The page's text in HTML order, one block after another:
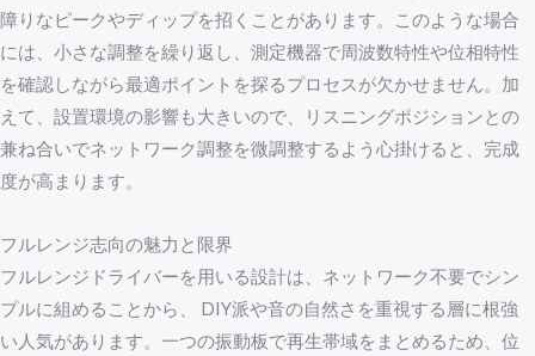
障りなピークやディップを招くことがあります。このような場合
には、小さな調整を繰り返し、測定機器で周波数特性や位相特性
を確認しながら最適ポイントを探るプロセスが欠かせません。加
えて、設置環境の影響も大きいので、リスニングポジションとの
兼ね合いでネットワーク調整を微調整するよう心掛けると、完成
度が高まります。
フルレンジ志向の魅力と限界
フルレンジドライバーを用いる設計は、ネットワーク不要でシン
プルに組めることから、 DIY派や音の自然さを重視する層に根強
い人気があります。一つの振動板で再生帯域をまとめるため、位